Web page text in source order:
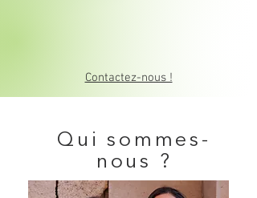
Contactez-nous !
Quisommes-
nous ?